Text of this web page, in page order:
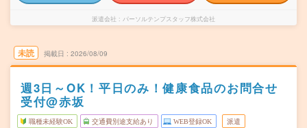
派遣会社 パーソルテンプスタッフ株式会社
未読 掲載日 2026/08/09
週3日～OK！平日のみ！健康食品のお問合せ
受付@赤坂
職種未経験OK 交通費別途支給あり WEB登録OK 派遣